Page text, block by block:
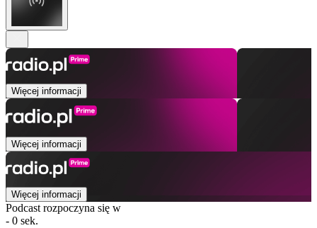
Więcej informacji
Więcej informacji
Więcej informacji
Podcast rozpoczyna się w
- 0 sek.